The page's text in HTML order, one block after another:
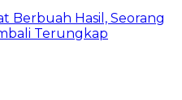
Berbuah Hasil, Seorang
Terungkap